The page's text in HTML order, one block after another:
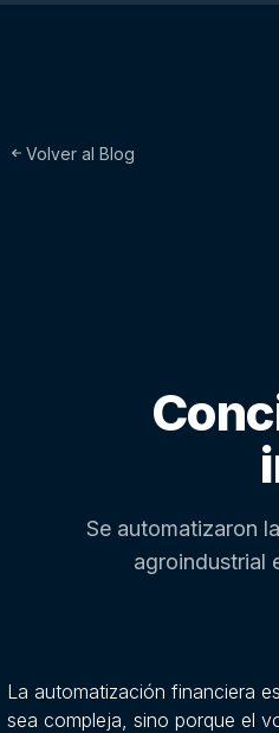
Volver al Blog
Se automatizaron
agroindustrial
La automatización financiera
sea compleja, sino porque el